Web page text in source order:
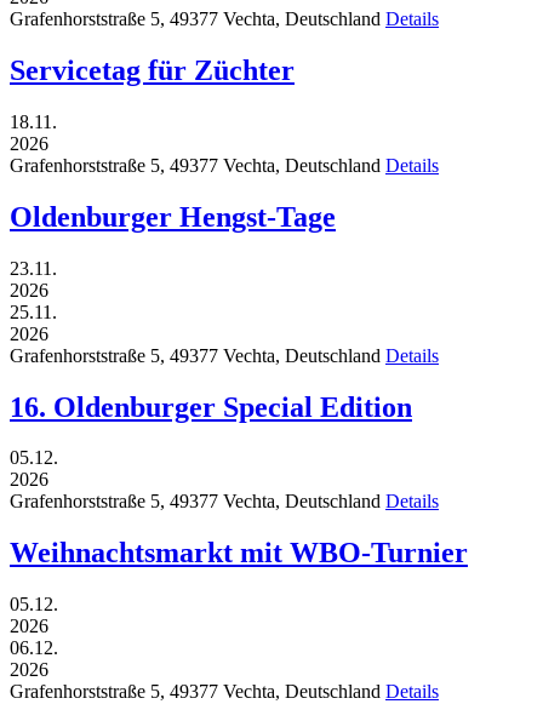
Grafenhorststraße 5, 49377 Vechta, Deutschland Details
Servicetag für Züchter
18.11.
2026
Grafenhorststraße 5, 49377 Vechta, Deutschland Details
Oldenburger Hengst-Tage
23.11.
2026
25.11.
2026
Grafenhorststraße 5, 49377 Vechta, Deutschland Details
16. Oldenburger Special Edition
05.12.
2026
Grafenhorststraße 5, 49377 Vechta, Deutschland Details
Weihnachtsmarkt mit WBO-Turnier
05.12.
2026
06.12.
2026
Grafenhorststraße 5, 49377 Vechta, Deutschland Details